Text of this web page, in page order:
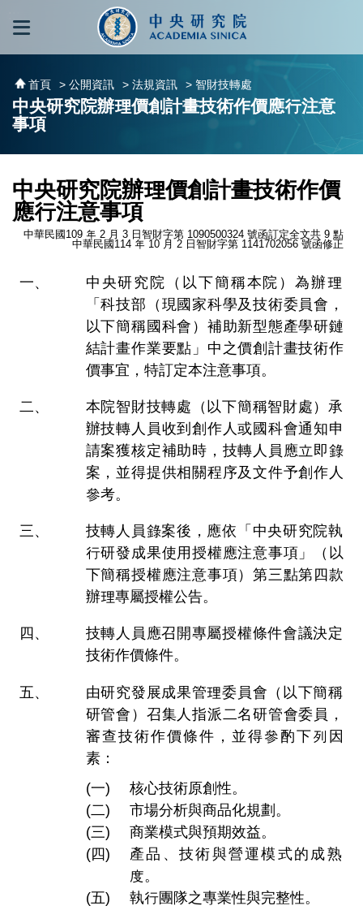
跳到主要內容區塊
首頁 > 公開資訊 > 法規資訊 > 智財技轉處
中央研究院辦理價創計畫技術作價應行注意
事項
中央研究院辦理價創計畫技術作價
應行注意事項
中華民國109 年 2 月 3 日智財字第 1090500324 號函訂定全文共 9 點
中華民國114 年 10 月 2 日智財字第 1141702056 號函修正
中央研究院（以下簡稱本院）為辦理
「科技部（現國家科學及技術委員會，
以下簡稱國科會）補助新型態產學研鏈
結計畫作業要點」中之價創計畫技術作
價事宜，特訂定本注意事項。
本院智財技轉處（以下簡稱智財處）承
辦技轉人員收到創作人或國科會通知申
請案獲核定補助時，技轉人員應立即錄
案，並得提供相關程序及文件予創作人
參考。
技轉人員錄案後，應依「中央研究院執
行研發成果使用授權應注意事項」（以
下簡稱授權應注意事項）第三點第四款
辦理專屬授權公告。
技轉人員應召開專屬授權條件會議決定
技術作價條件。
由研究發展成果管理委員會（以下簡稱
研管會）召集人指派二名研管會委員，
審查技術作價條件，並得參酌下列因
素：
核心技術原創性。
市場分析與商品化規劃。
商業模式與預期效益。
產品、技術與營運模式的成熟
度。
執行團隊之專業性與完整性。